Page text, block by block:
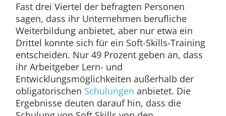
Fast drei Viertel der befragten Personen
sagen, dass ihr Unternehmen berufliche
Weiterbildung anbietet, aber nur etwa ein
Drittel konnte sich für ein Soft-Skills-Training
entscheiden. Nur 49 Prozent geben an, dass
ihr Arbeitgeber Lern- und
Entwicklungsmöglichkeiten außerhalb der
obligatorischen Schulungen anbietet. Die
Ergebnisse deuten darauf hin, dass die